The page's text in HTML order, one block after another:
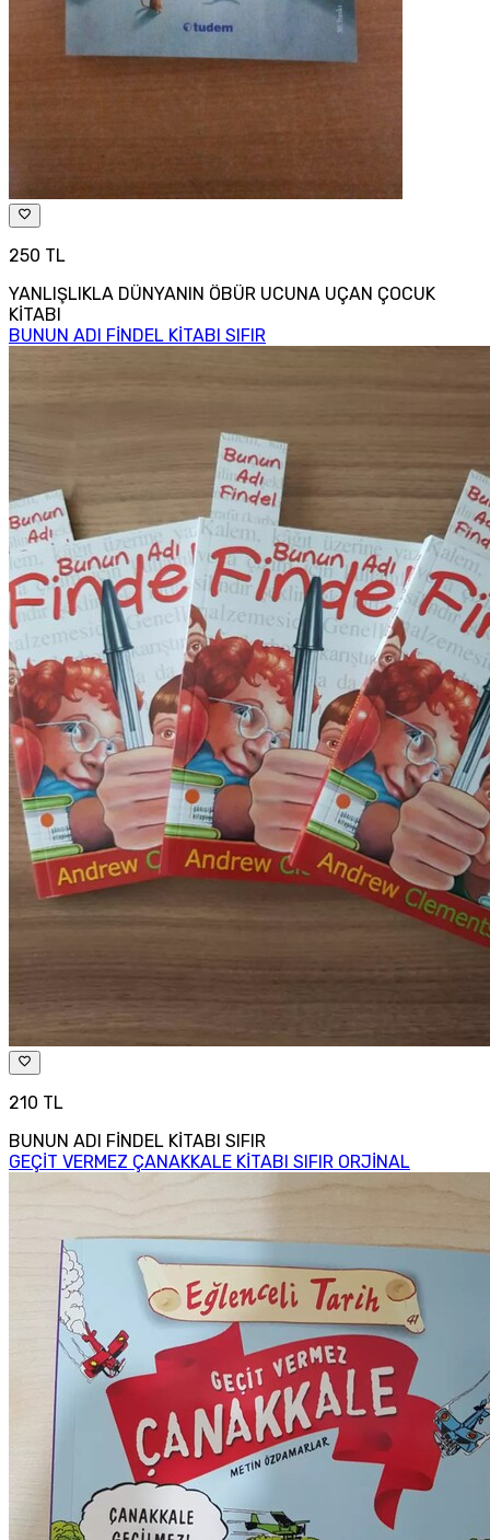
250 TL
YANLIŞLIKLA DÜNYANIN ÖBÜR UCUNA UÇAN ÇOCUK
KİTABI
BUNUN ADI FİNDEL KİTABI SIFIR
210 TL
BUNUN ADI FİNDEL KİTABI SIFIR
GEÇİT VERMEZ ÇANAKKALE KİTABI SIFIR ORJİNAL